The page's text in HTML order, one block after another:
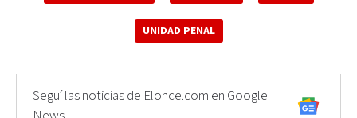
UNIDAD PENAL
Seguí las noticias de Elonce.com en Google